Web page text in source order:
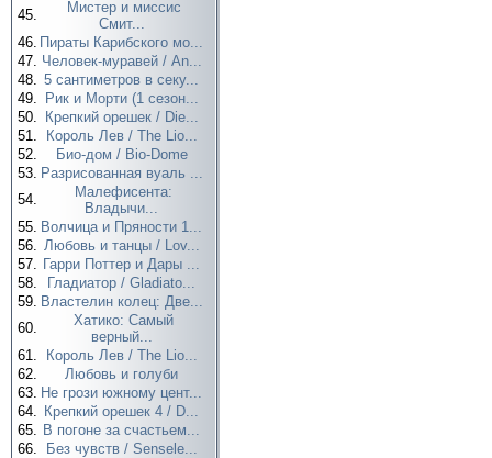
45.
Мистер и миссис
Смит...
46. Пираты Карибского мо...
47. Человек-муравей / An...
48. 5 сантиметров в секу...
49.
Рик и Морти (1 сезон...
50.
Крепкий орешек / Die...
51.
Король Лев / The Lio...
52.
Био-дом / Bio-Dome
53. Разрисованная вуаль ...
54.
Малефисента:
Владычи...
55. Волчица и Пряности 1...
56. Любовь и танцы / Lov...
57. Гарри Поттер и Дары ...
58.
Гладиатор / Gladiato...
59. Властелин колец: Две...
60.
Хатико: Самый
верный...
61.
Король Лев / The Lio...
62.
Любовь и голуби
63. Не грози южному цент...
64. Крепкий орешек 4 / D...
65. В погоне за счастьем...
66.
Без чувств / Sensele...